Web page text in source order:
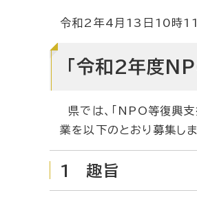
令和2年4月13日10時11
「令和2年度
県では、「NPO等復興
業を以下のとおり募集し
1 趣旨